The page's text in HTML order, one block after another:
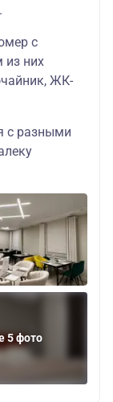
с
из них
ЖК-
с разными
5 фото